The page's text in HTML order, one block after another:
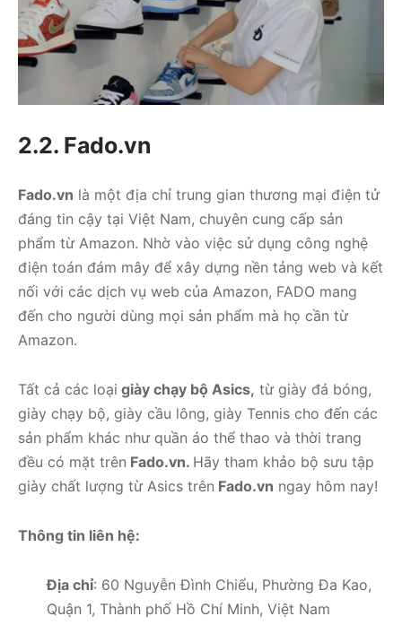
2.2. Fado.vn
Fado.vn là một địa chỉ trung gian thương mại điện tử
đáng tin cậy tại Việt Nam, chuyên cung cấp sản
phẩm từ Amazon. Nhờ vào việc sử dụng công nghệ
điện toán đám mây để xây dựng nền tảng web và kết
nối với các dịch vụ web của Amazon, FADO mang
đến cho người dùng mọi sản phẩm mà họ cần từ
Amazon.
Tất cả các loại giày chạy bộ Asics, từ giày đá bóng,
giày chạy bộ, giày cầu lông, giày Tennis cho đến các
sản phẩm khác như quần áo thể thao và thời trang
đều có mặt trên Fado.vn. Hãy tham khảo bộ sưu tập
giày chất lượng từ Asics trên Fado.vn ngay hôm nay!
Thông tin liên hệ:
Địa chỉ: 60 Nguyễn Đình Chiểu, Phường Đa Kao,
Quận 1, Thành phố Hồ Chí Minh, Việt Nam